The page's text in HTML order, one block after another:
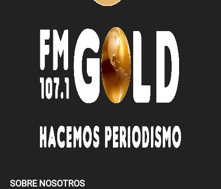
SOBRE NOSOTROS